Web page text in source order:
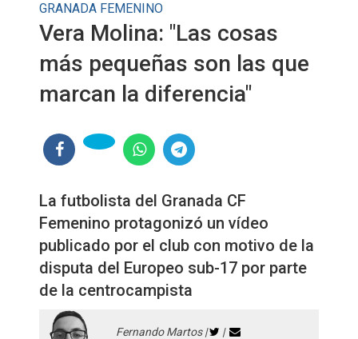
GRANADA FEMENINO
Vera Molina: "Las cosas
más pequeñas son las que
marcan la diferencia"
La futbolista del Granada CF
Femenino protagonizó un vídeo
publicado por el club con motivo de la
disputa del Europeo sub-17 por parte
de la centrocampista
Fernando Martos |
|